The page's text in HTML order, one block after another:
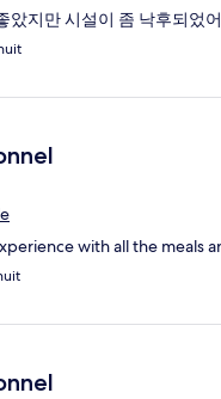
았지만 시설이 좀 낙후되었
with all the meals